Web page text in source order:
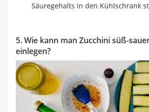
Säuregehalts in den Kühlschrank
5. Wie kann man Zucchini süß-
einlegen?